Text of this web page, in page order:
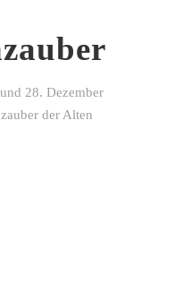
28. Dezember
der Alten